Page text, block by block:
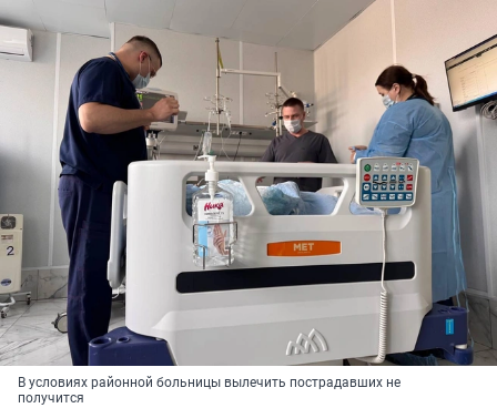
В условиях районной больницы вылечить пострадавших не
получится